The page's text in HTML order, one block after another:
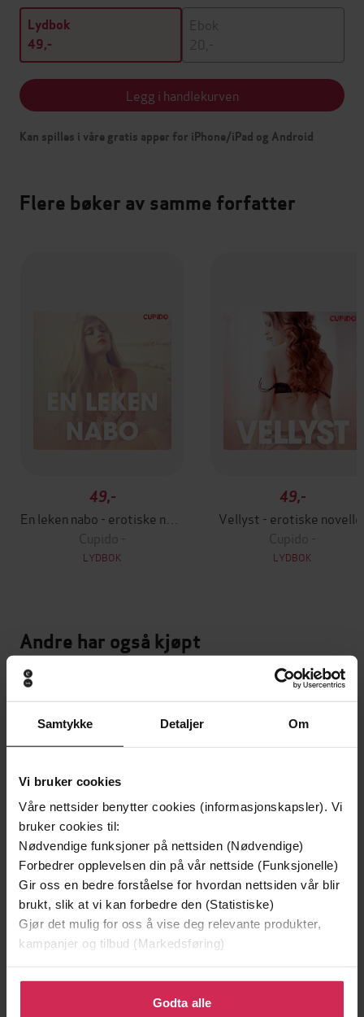
Samtykke Detaljer Om
Vi bruker cookies
Våre nettsider benytter cookies (informasjonskapsler). Vi
bruker cookies til:
Nødvendige funksjoner på nettsiden (Nødvendige)
Forbedrer opplevelsen din på vår nettside (Funksjonelle)
Gir oss en bedre forståelse for hvordan nettsiden vår blir
brukt, slik at vi kan forbedre den (Statistiske)
Gjør det mulig for oss å vise deg relevante produkter,
kampanjer og tilbud (Markedsføring)
Klikk på «Godta alle» for å gi oss ditt samtykke til å
bruke cookies for alle disse formålene. Du kan også
Godta alle
Lydbok
49,-
Ebok
20,-
Legg i handlekurven
Kan spilles i våre gratis apper for iPhone/iPad og Android
Flere bøker av samme forfatter
49,-
Cupido -
LYDBOK
49,-
Vellyst - erotiske
Cupido -
LYDBOK
Andre har også kjøpt
Vinner av Rivertonprisen
199,-
Minnesota
Jo Nesbø
Premium
Første gang på tilbud
Jørn Lier Horst